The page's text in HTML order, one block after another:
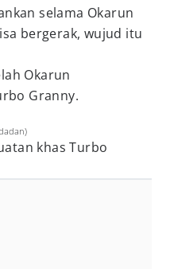
selama Okarun
bergerak, wujud itu
Okarun
Granny.
khas Turbo